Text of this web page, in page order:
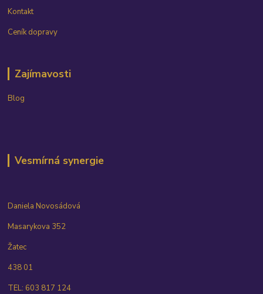
Kontakt
Ceník dopravy
Zajímavosti
Blog
Vesmírná synergie
Daniela Novosádová
Masarykova 352
Žatec
438 01
TEL: 603 817 124